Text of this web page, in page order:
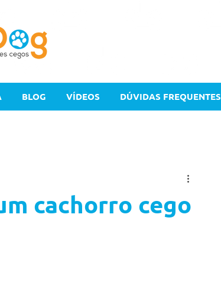
BLOG VÍDEOS DÚVIDAS FREQUENTES
cachorro cego